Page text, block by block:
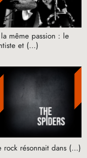
même passion : le
et (…)
résonnait dans (…)